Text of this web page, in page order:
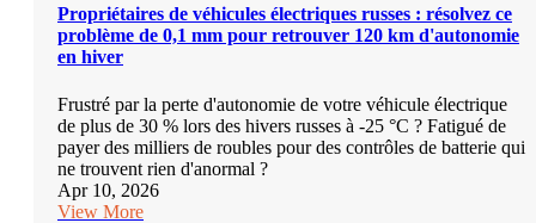
Propriétaires de véhicules électriques russes : résolvez ce
problème de 0,1 mm pour retrouver 120 km d'autonomie
en hiver
Frustré par la perte d'autonomie de votre véhicule électrique
de plus de 30 % lors des hivers russes à -25 °C ? Fatigué de
payer des milliers de roubles pour des contrôles de batterie qui
ne trouvent rien d'anormal ?
Apr 10, 2026
View More